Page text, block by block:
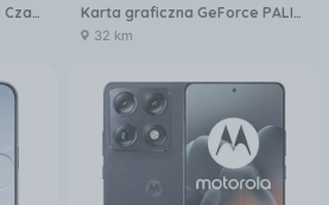
POCO X8 Pro 5G 12/512GB Czarny Karta graficzna GeForce PALIT RTX 5080 Gaming Pro 16GB GDDR7 DLSS 4 (NE75080019T2GB2031A)
32 km